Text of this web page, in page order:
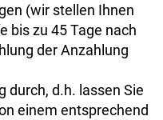
(wir stellen Ihnen
bis zu 45 Tage nach
der Anzahlung
durch, d.h. lassen Sie
einem entsprechend